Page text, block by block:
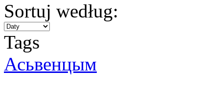
Sortuj według:
Tags
Асьвенцым